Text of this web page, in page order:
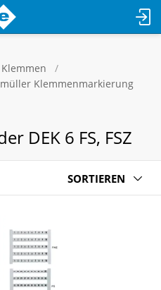
Klemmenmarkierung
DEK 6 FS, FSZ
SORTIEREN